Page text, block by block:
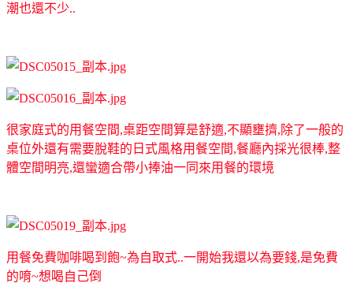
潮也還不少..
很家庭式的用餐空間,桌距空間算是舒適,不顯壅擠,除了一般的
桌位外還有需要脫鞋的日式風格用餐空間,餐廳內採光很棒,整
體空間明亮,還蠻適合帶小捧油一同來用餐的環境
用餐免費咖啡喝到飽~為自取式..一開始我還以為要錢,是免費
的唷~想喝自己倒